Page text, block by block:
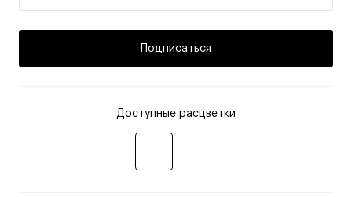
Подписаться
Доступные расцветки